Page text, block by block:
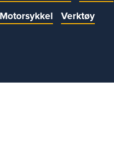
Motorsykkel Verktøy